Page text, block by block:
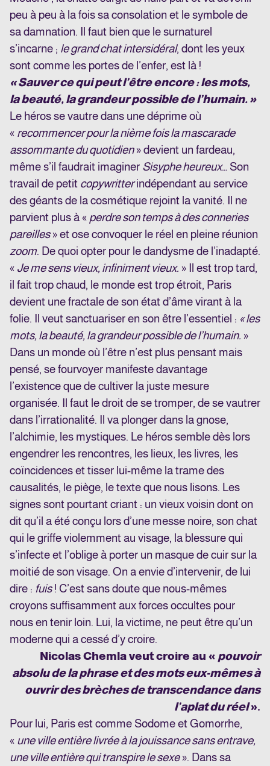
peu à peu à la fois sa consolation et le symbole de
sa damnation. Il faut bien que le surnaturel
s’incarne ; le grand chat intersidéral, dont les yeux
sont comme les portes de l’enfer, est là !
« Sauver ce qui peut l’être encore : les mots,
la beauté, la grandeur possible de l’humain. »
Le héros se vautre dans une déprime où
« recommencer pour la nième fois la mascarade
assommante du quotidien» devient un fardeau,
même s’il faudrait imaginer Sisyphe heureux… Son
travail de petit copywritterindépendant au service
des géants de la cosmétique rejoint la vanité. Il ne
parvient plus à « perdre son temps à des conneries
pareilles» et ose convoquer le réel en pleine réunion
zoom. De quoi opter pour le dandysme de l’inadapté.
« Je me sens vieux, infiniment vieux. » Il est trop tard,
il fait trop chaud, le monde est trop étroit, Paris
devient une fractale de son état d’âme virant à la
folie. Il veut sanctuariser en son être l’essentiel : « les
mots, la beauté, la grandeur possible de l’humain. »
Dans un monde où l’être n’est plus pensant mais
pensé, se fourvoyer manifeste davantage
l’existence que de cultiver la juste mesure
organisée. Il faut le droit de se tromper, de se vautrer
dans l’irrationalité. Il va plonger dans la gnose,
l’alchimie, les mystiques. Le héros semble dès lors
engendrer les rencontres, les lieux, les livres, les
coïncidences et tisser lui-même la trame des
causalités, le piège, le texte que nous lisons. Les
signes sont pourtant criant : un vieux voisin dont on
dit qu’il a été conçu lors d’une messe noire, son chat
qui le griffe violemment au visage, la blessure qui
s’infecte et l’oblige à porter un masque de cuir sur la
moitié de son visage. On a envie d’intervenir, de lui
dire : fuis! C’est sans doute que nous-mêmes
croyons suffisamment aux forces occultes pour
nous en tenir loin. Lui, la victime, ne peut être qu’un
moderne qui a cessé d’y croire.
Nicolas Chemla veut croire au « pouvoir
absolu de la phrase et des mots eux-mêmes à
ouvrir des brèches de transcendance dans
l’aplat du réel».
Pour lui, Paris est comme Sodome et Gomorrhe,
« une ville entière livrée à la jouissance sans entrave,
une ville entière qui transpire le sexe». Dans sa